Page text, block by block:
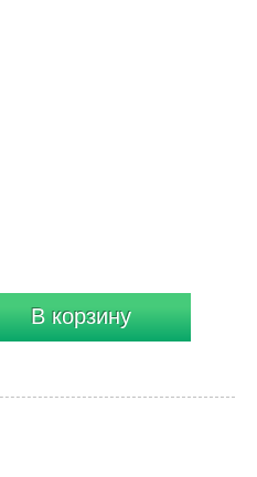
В корзину